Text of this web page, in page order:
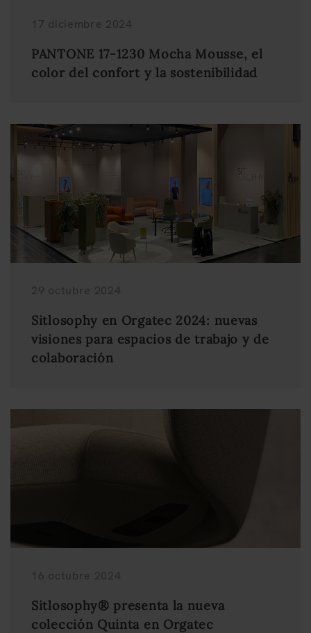
17 diciembre 2024
PANTONE 17-1230 Mocha Mousse, el
color del confort y la sostenibilidad
29 octubre 2024
Sitlosophy en Orgatec 2024: nuevas
visiones para espacios de trabajo y de
colaboración
16 octubre 2024
Sitlosophy® presenta la nueva
colección Quinta en Orgatec